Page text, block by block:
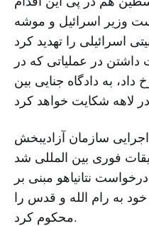
وزیر اسرائیل و موشه
اسرائیلی را تهدید کرد
در عملیاتی که در
به دادگاه جنایی بین
سازمان آزادیبخش
فوری بین المللی شد
نتانیاهو مبنی بر
به رام الله و قدس را
محکوم کرد.